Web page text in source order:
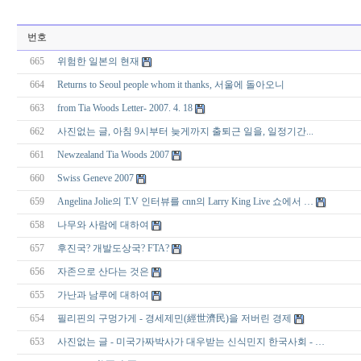
번호
665 위험한 일본의 현재
664 Returns to Seoul people whom it thanks, 서울에 돌아오니
663 from Tia Woods Letter- 2007. 4. 18
662 사진없는 글, 아침 9시부터 늦게까지 출퇴근 일을, 일정기간...
661 Newzealand Tia Woods 2007
660 Swiss Geneve 2007
659 Angelina Jolie의 T.V 인터뷰를 cnn의 Larry King Live 쇼에서 …
658 나무와 사람에 대하여
657 후진국? 개발도상국? FTA?
656 자존으로 산다는 것은
655 가난과 남루에 대하여
654 필리핀의 구멍가게 - 경세제민(經世濟民)을 저버린 경제
653 사진없는 글 - 미국가짜박사가 대우받는 신식민지 한국사회 - …